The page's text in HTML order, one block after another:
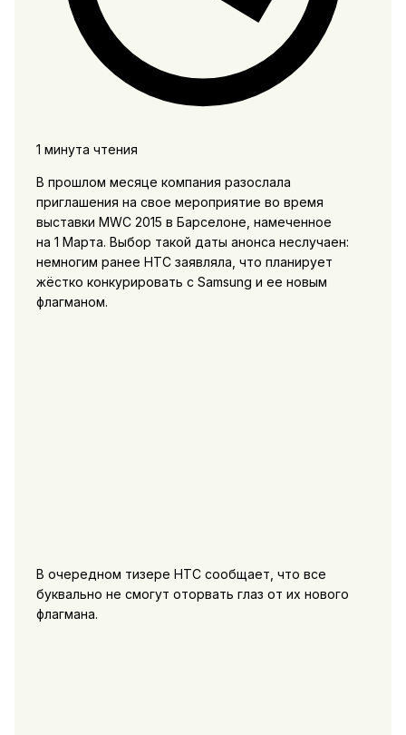
1 минута чтения
В прошлом месяце компания разослала
приглашения на свое мероприятие во время
выставки MWC 2015 в Барселоне, намеченное
на 1 Марта. Выбор такой даты анонса неслучаен:
немногим ранее HTC заявляла, что планирует
жёстко конкурировать с Samsung и ее новым
флагманом.
В очередном тизере HTC сообщает, что все
буквально не смогут оторвать глаз от их нового
флагмана.